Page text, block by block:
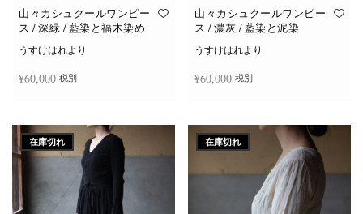
山々カシュクールワンピー
ス / 深緑 / 藍染と福木染め
うすけはれより
¥60,000 税別
山々カシュクールワンピー
ス / 濃灰 / 藍染と泥染
うすけはれより
¥60,000 税別
在庫切れ 在庫切れ